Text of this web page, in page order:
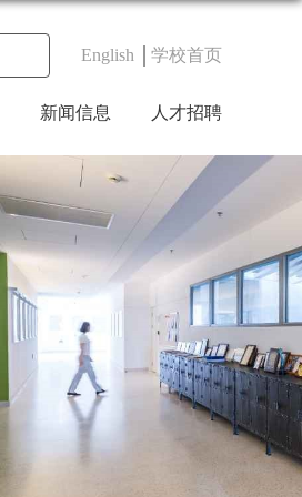
English 学校首页
新闻信息 人才招聘